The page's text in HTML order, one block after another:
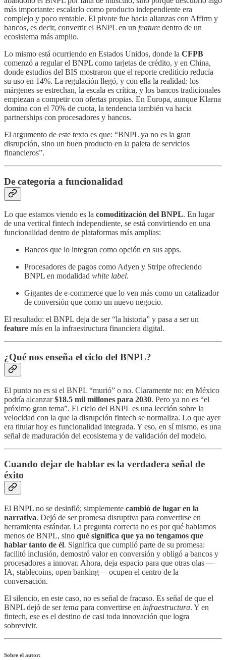
más importante: escalarlo como producto independiente era
complejo y poco rentable. El pivote fue hacia alianzas con Affirm y
bancos, es decir, convertir el BNPL en un feature dentro de un
ecosistema más amplio.
Lo mismo está ocurriendo en Estados Unidos, donde la CFPB
comenzó a regular el BNPL como tarjetas de crédito, y en China,
donde estudios del BIS mostraron que el reporte crediticio reducía
su uso en 14%. La regulación llegó, y con ella la realidad: los
márgenes se estrechan, la escala es crítica, y los bancos tradicionales
empiezan a competir con ofertas propias. En Europa, aunque Klarna
domina con el 70% de cuota, la tendencia también va hacia
partnerships con procesadores y bancos.
El argumento de este texto es que: “BNPL ya no es la gran
disrupción, sino un buen producto en la paleta de servicios
financieros”.
De categoría a funcionalidad
Lo que estamos viendo es la comoditización del BNPL. En lugar
de una vertical fintech independiente, se está convirtiendo en una
funcionalidad dentro de plataformas más amplias:
Bancos que lo integran como opción en sus apps.
Procesadores de pagos como Adyen y Stripe ofreciendo
BNPL en modalidad white label.
Gigantes de e-commerce que lo ven más como un catalizador
de conversión que como un nuevo negocio.
El resultado: el BNPL deja de ser “la historia” y pasa a ser un
feature más en la infraestructura financiera digital.
¿Qué nos enseña el ciclo del BNPL?
El punto no es si el BNPL “murió” o no. Claramente no: en México
podría alcanzar$18.5 mil millones para 2030. Pero ya no es “el
próximo gran tema”. El ciclo del BNPL es una lección sobre la
velocidad con la que la disrupción fintech se normaliza. Lo que ayer
era titular hoy es funcionalidad integrada. Y eso, en sí mismo, es una
señal de maduración del ecosistema y de validación del modelo.
Cuando dejar de hablar es la verdadera señal de
éxito
El BNPL no se desinfló; simplemente cambió de lugar en la
narrativa. Dejó de ser promesa disruptiva para convertirse en
herramienta estándar. La pregunta correcta no es por qué hablamos
menos de BNPL, sino qué significa que ya no tengamos que
hablar tanto de él. Significa que cumplió parte de su promesa:
facilitó inclusión, demostró valor en conversión y obligó a bancos y
procesadores a innovar. Ahora, deja espacio para que otras olas —
IA, stablecoins, open banking— ocupen el centro de la
conversación.
El silencio, en este caso, no es señal de fracaso. Es señal de que el
BNPL dejó de sertema para convertirse en infraestructura. Y en
fintech, ese es el destino de casi toda innovación que logra
sobrevivir.
Sobre el autor: